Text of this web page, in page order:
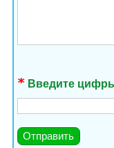
Введите